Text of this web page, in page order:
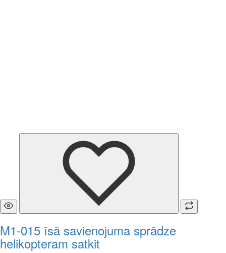
M1-015 īsā savienojuma sprādze
helikopteram satkit